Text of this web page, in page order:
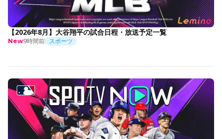
【2026年8月】大谷翔平の試合日程・放送予定一覧
New9時間前 スポーツ